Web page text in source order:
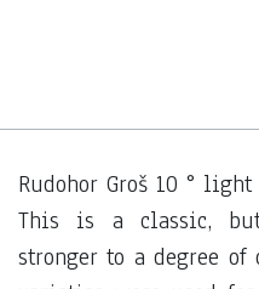
Rudohor Groš 10 °
This is a classic,
stronger to a degree of